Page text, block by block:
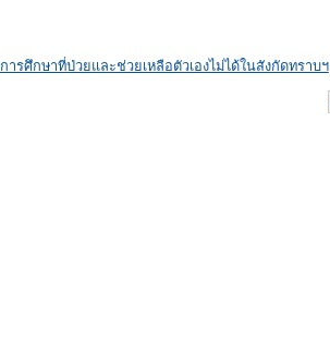
รศึกษาที่ป่วยและช่วยเหลือตัวเองไม่ได้ในสังกัดทราบฯ